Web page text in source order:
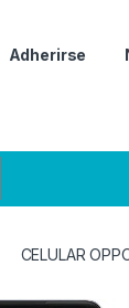
Adherirse
CELULAR